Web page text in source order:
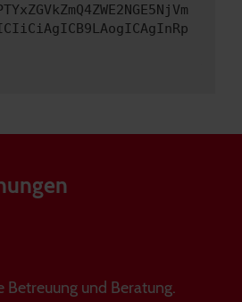
und Beratung.